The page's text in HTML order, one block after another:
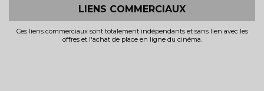
LIENS COMMERCIAUX
Ces liens commerciaux sont totalement indépendants et sans lien avec les
offres et l'achat de place en ligne du cinéma.